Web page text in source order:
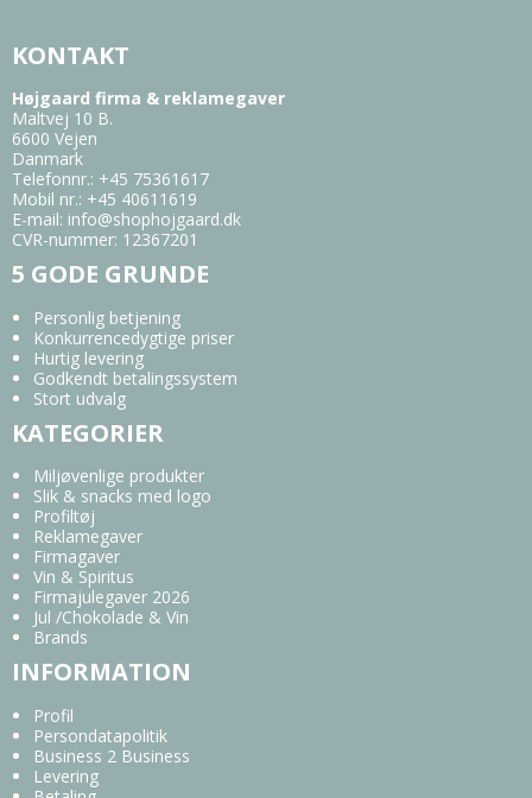
KONTAKT
Højgaard firma & reklamegaver
Maltvej 10 B.
6600 Vejen
Danmark
Telefonnr.: +45 75361617
Mobil nr.: +45 40611619
E-mail: info@shophojgaard.dk
CVR-nummer: 12367201
5 GODE GRUNDE
Personlig betjening
Konkurrencedygtige priser
Hurtig levering
Godkendt betalingssystem
Stort udvalg
KATEGORIER
Miljøvenlige produkter
Slik & snacks med logo
Profiltøj
Reklamegaver
Firmagaver
Vin & Spiritus
Firmajulegaver 2026
Jul /Chokolade & Vin
Brands
INFORMATION
Profil
Persondatapolitik
Business 2 Business
Levering